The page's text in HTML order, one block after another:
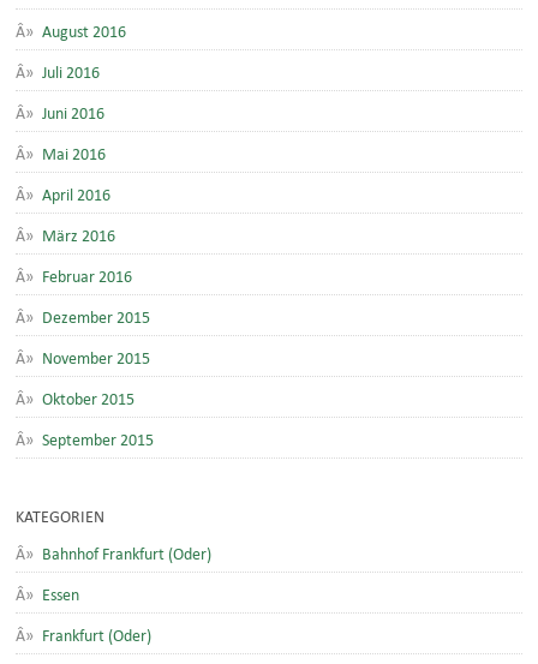
August 2016
Juli 2016
Juni 2016
Mai 2016
April 2016
März 2016
Februar 2016
Dezember 2015
November 2015
Oktober 2015
September 2015
KATEGORIEN
Bahnhof Frankfurt (Oder)
Essen
Frankfurt (Oder)